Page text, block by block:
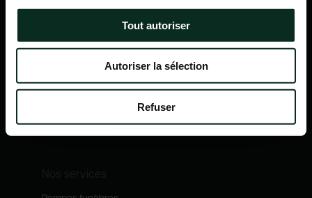
Tout autoriser
Autoriser la sélection
Refuser
Navigation
Qui sommes-nous ?
Notre catalogue
Nos métiers